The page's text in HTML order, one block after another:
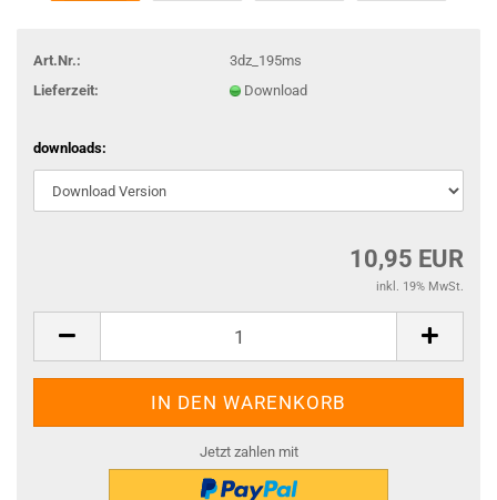
Art.Nr.:
3dz_195ms
Lieferzeit:
Download
downloads:
10,95 EUR
inkl. 19% MwSt.
Jetzt zahlen mit